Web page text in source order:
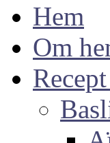
Hem
Om